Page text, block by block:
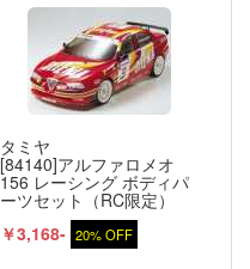
タミヤ
[84140]アルファロメオ
156 レーシング ボディパ
ーツセット（RC限定）
￥3,168- 20% OFF